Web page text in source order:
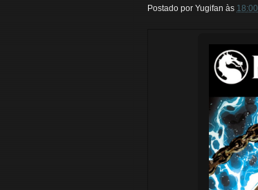
Postado por Yugifan às 18:00